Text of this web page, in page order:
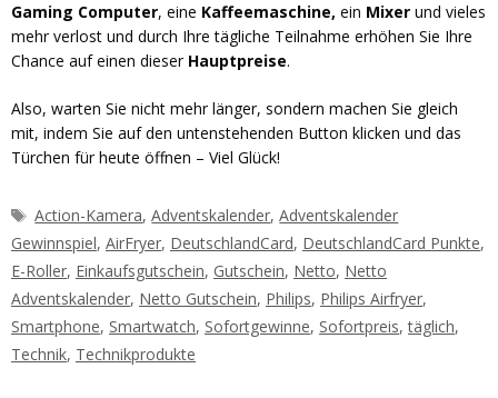
Gaming Computer, eine Kaffeemaschine, ein Mixer und vieles
mehr verlost und durch Ihre tägliche Teilnahme erhöhen Sie Ihre
Chance auf einen dieser Hauptpreise.
Also, warten Sie nicht mehr länger, sondern machen Sie gleich
mit, indem Sie auf den untenstehenden Button klicken und das
Türchen für heute öffnen – Viel Glück!
Schlagwörter
Action-Kamera,Adventskalender,Adventskalender
Gewinnspiel, AirFryer, DeutschlandCard, DeutschlandCard Punkte,
E-Roller, Einkaufsgutschein, Gutschein, Netto, Netto
Adventskalender, Netto Gutschein, Philips, Philips Airfryer,
Smartphone, Smartwatch, Sofortgewinne, Sofortpreis,täglich,
Technik, Technikprodukte